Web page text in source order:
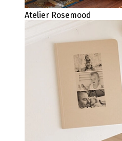
Atelier Rosemood